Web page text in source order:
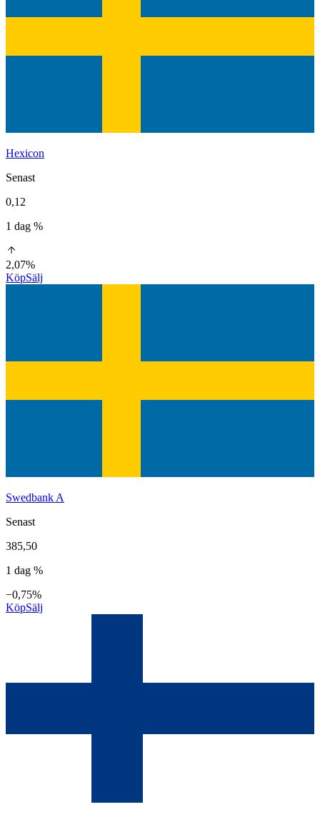
Hexicon
Senast
0,12
1 dag %
2,07%
KöpSälj
Swedbank A
Senast
385,50
1 dag %
−0,75%
KöpSälj